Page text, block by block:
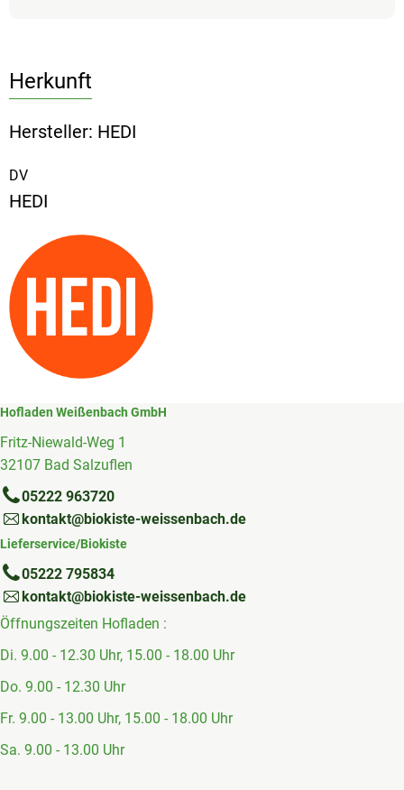
Herkunft
Hersteller: HEDI
DV
HEDI
Hofladen Weißenbach GmbH
Fritz-Niewald-Weg 1
32107 Bad Salzuflen
05222 963720
kontakt@biokiste-weissenbach.de
Lieferservice/Biokiste
05222 795834
kontakt@biokiste-weissenbach.de
Öffnungszeiten Hofladen :
Di. 9.00 - 12.30 Uhr, 15.00 - 18.00 Uhr
Do. 9.00 - 12.30 Uhr
Fr. 9.00 - 13.00 Uhr, 15.00 - 18.00 Uhr
Sa. 9.00 - 13.00 Uhr